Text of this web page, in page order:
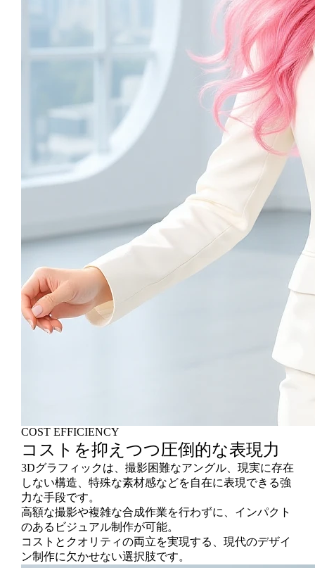
COST EFFICIENCY
コストを抑えつつ圧倒的な表現力
3Dグラフィックは、撮影困難なアングル、現実に存在
しない構造、特殊な素材感などを自在に表現できる強
力な手段です。
高額な撮影や複雑な合成作業を行わずに、インパクト
のあるビジュアル制作が可能。
コストとクオリティの両立を実現する、現代のデザイ
ン制作に欠かせない選択肢です。